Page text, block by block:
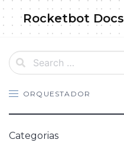
Skip
to
content
Rocketbot Docs
ORQUESTADOR
Categorias